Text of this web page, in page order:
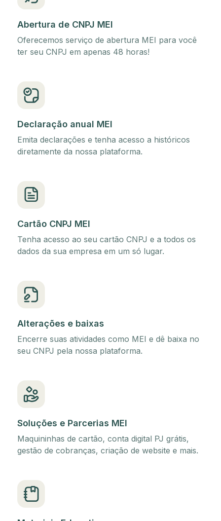
Abertura de CNPJ MEI
Oferecemos serviço de abertura MEI para você
ter seu CNPJ em apenas 48 horas!
Declaração anual MEI
Emita declarações e tenha acesso a históricos
diretamente da nossa plataforma.
Cartão CNPJ MEI
Tenha acesso ao seu cartão CNPJ e a todos os
dados da sua empresa em um só lugar.
Alterações e baixas
Encerre suas atividades como MEI e dê baixa no
seu CNPJ pela nossa plataforma.
Soluções e Parcerias MEI
Maquininhas de cartão, conta digital PJ grátis,
gestão de cobranças, criação de website e mais.